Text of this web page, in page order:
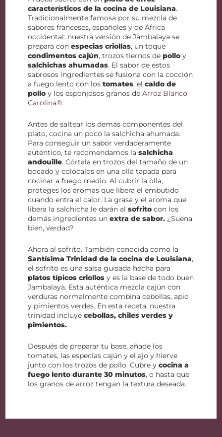
característicos de la cocina de Louisiana.
Tradicionalmente famosa por su mezcla de
sabores franceses, españoles y de África
occidental: nuestra versión de Jambalaya se
prepara conespecias criollas, un toque
condimentos cajún, trozos tiernos depollo y
salchichas ahumadas. El sabor de estos
sabrosos ingredientes se fusiona con la cocción
a fuego lento con lostomates, elcaldo de
pollo y los esponjosos granos deArroz Blanco
Carolina®.
Antes de saltear los demás componentes del
plato, cocina un poco la salchicha ahumada.
Para conseguir un sabor verdaderamente
auténtico, te recomendamos lasalchicha
andouille. Córtala en trozos del tamaño de un
bocado y colócalos en una olla tapada para
cocinar a fuego medio. Al cubrir la olla,
proteges los aromas que libera el embutido
cuando entra el calor. La grasa y el aroma que
libera la salchicha le darán al sofrito con los
demás ingredientes unextra de sabor. ¿Suena
bien, verdad?
Ahora al sofrito. También conocida como la
Santísima Trinidad de la cocina de Louisiana,
el sofrito es una salsa guisada hecha para
platos típicos criollos y es la base de todo buen
Jambalaya. Esta auténtica mezcla cajún con
verduras normalmente combina cebollas, apio
y pimientos verdes. En esta receta, nuestra
trinidad incluyecebollas, chiles verdes y
pimientos.
Después de preparar tu base, añade los
tomates, las especias cajún y el ajo y hierve
junto con los trozos de pollo. Cubre ycocina a
fuego lento durante 30 minutos, o hasta que
los granos de arroz tengan la textura deseada.